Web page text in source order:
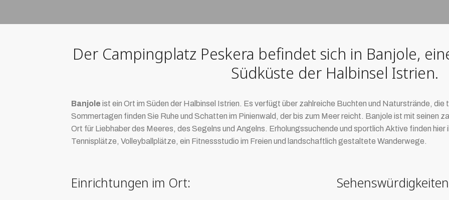
Der Campingplatz Peskera befindet sich in Banjole,
Südküste der Halbinsel Istrien.
Banjole ist ein Ort im Süden der Halbinsel Istrien. Es verfügt über zahlreiche Buchten und Naturstrände, die
Sommertagen finden Sie Ruhe und Schatten im Pinienwald, der bis zum Meer reicht. Banjole ist mit seinen
Ort für Liebhaber des Meeres, des Segelns und Angelns. Erholungssuchende und sportlich Aktive finden
Tennisplätze, Volleyballplätze, ein Fitnessstudio im Freien und landschaftlich gestaltete Wanderwege.
Einrichtungen im Ort: